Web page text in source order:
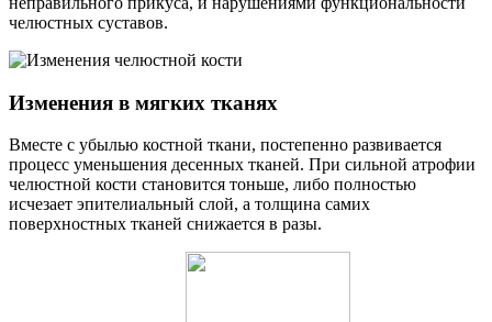
челюстных суставов.
Изменения в мягких тканях
Вместе с убылью костной ткани, постепенно развивается
процесс уменьшения десенных тканей. При сильной атрофии
челюстной кости становится тоньше, либо полностью
исчезает эпителиальный слой, а толщина самих
поверхностных тканей снижается в разы.